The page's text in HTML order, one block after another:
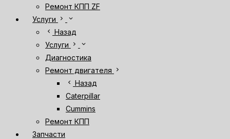
Ремонт КПП ZF
Услуги
chevron_right
expand_more
chevron_left Назад
Услуги
chevron_right expand_more
Диагностика
Ремонт двигателя
chevron_right
chevron_left Назад
Caterpillar
Cummins
Ремонт КПП
Запчасти